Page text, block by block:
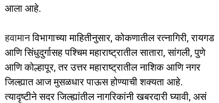
आला आहे.
हवामानविभागाच्या माहितीनुसार, कोकणातील रत्नागिरी, रायगड
आणि सिंधुदुर्गासह पश्चिम महाराष्ट्रातील सातारा, सांगली, पुणे
आणि कोल्हापूर, तर उत्तर महाराष्ट्रातील नाशिक आणि नगर
जिल्ह्यात आज मुसळधार पाऊस होण्याची शक्यता आहे.
त्यादृष्टीने सदर जिल्ह्यांतील नागरिकांनी खबरदारी घ्यावी, असं